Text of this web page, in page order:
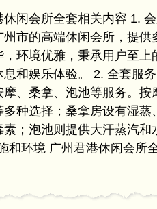
闲会所全套相关内容 1.
市的高端休闲会所，提供
环境优雅，秉承用户至上
和娱乐体验。 2. 全套服
、桑拿、泡池等服务。按
种选择；桑拿房设有湿蒸
素；泡池则提供大汗蒸汽
和环境 广州君港休闲会所